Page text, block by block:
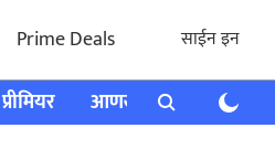
Prime Deals साईन इन
प्रीमियर आणखी राशी भविष्य